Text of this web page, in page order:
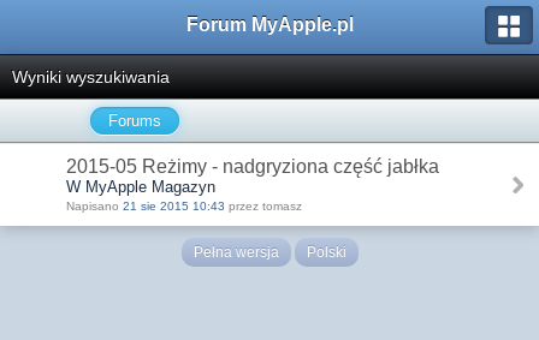
Forum MyApple.pl
Wyniki wyszukiwania
Forums
2015-05 Reżimy - nadgryziona część jabłka
W MyApple Magazyn
Napisano 21 sie 2015 10:43 przez tomasz
Pełna wersja Polski